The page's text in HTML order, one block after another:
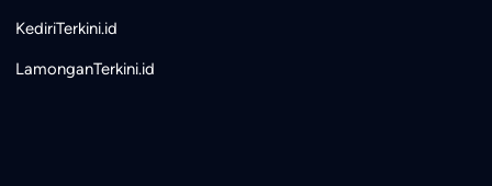
KediriTerkini.id
LamonganTerkini.id